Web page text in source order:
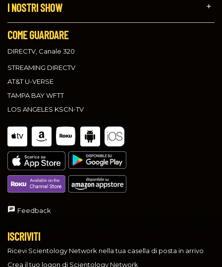
I NOSTRI SHOW
COME GUARDARE
DIRECTV, Canale 320
STREAMING DIRECTV
AT&T U-VERSE
TAMPA BAY WFTT
LOS ANGELES KSCN-TV
Feedback
ISCRIVITI
Ricevi Scientology Network nella tua casella di posta in arrivo
Crea il tuo logon di Scientology Network